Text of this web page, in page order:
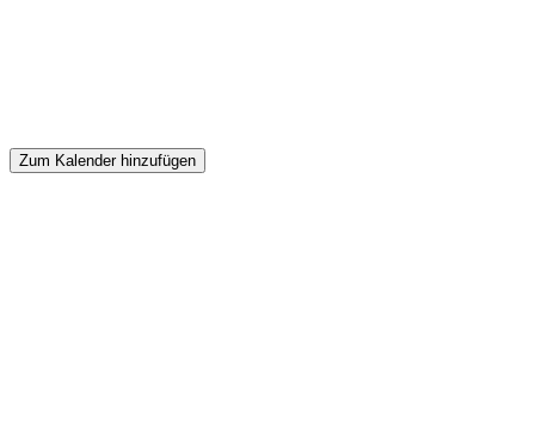
Zum Kalender hinzufügen